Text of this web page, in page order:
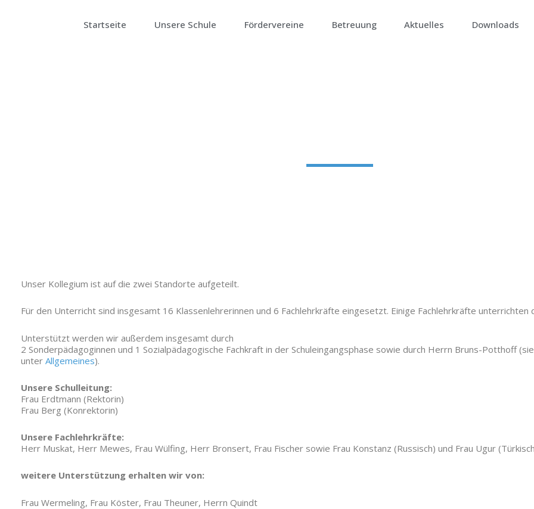
Startseite Unsere Schule Fördervereine Betreuung Aktuelles Downloads
Unser Kollegium ist auf die zwei Standorte aufgeteilt.
Für den Unterricht sind insgesamt 16 Klassenlehrerinnen und 6 Fachlehrkräfte eingesetzt. Einige Fachlehrkräfte unterrichten
Unterstützt werden wir außerdem insgesamt durch
2 Sonderpädagoginnen und 1 Sozialpädagogische Fachkraft in der Schuleingangsphase sowie durch Herrn Bruns-Potthoff
unter Allgemeines).
Unsere Schulleitung:
Frau Erdtmann (Rektorin)
Frau Berg (Konrektorin)
Unsere Fachlehrkräfte:
Herr Muskat, Herr Mewes, Frau Wülfing, Herr Bronsert, Frau Fischer sowie Frau Konstanz (Russisch) und Frau Ugur
weitere Unterstützung erhalten wir von:
Frau Wermeling, Frau Köster, Frau Theuner, Herrn Quindt